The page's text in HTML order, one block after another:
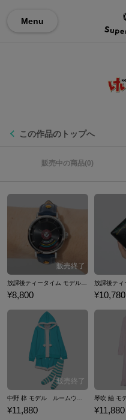
Menu
この作品のトップへ
販売中の商品(0)
¥8,800 ¥10,780
中野 梓 モデル ルームウェア けいおん！
¥11,880 ¥11,880